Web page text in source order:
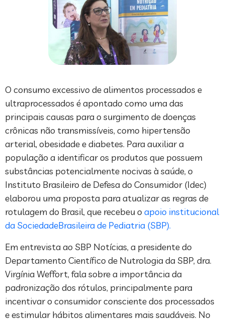
O consumo excessivo de alimentos processados e
ultraprocessados é apontado como uma das
principais causas para o surgimento de doenças
crônicas não transmissíveis, como hipertensão
arterial, obesidade e diabetes. Para auxiliar a
população a identificar os produtos que possuem
substâncias potencialmente nocivas à saúde, o
Instituto Brasileiro de Defesa do Consumidor (Idec)
elaborou uma proposta para atualizar as regras de
rotulagem do Brasil, que recebeu o apoio institucional
da SociedadeBrasileira de Pediatria (SBP).
Em entrevista ao SBP Notícias, a presidente do
Departamento Científico de Nutrologia da SBP, dra.
Virgínia Weffort, fala sobre a importância da
padronização dos rótulos, principalmente para
incentivar o consumidor consciente dos processados
e estimular hábitos alimentares mais saudáveis. No